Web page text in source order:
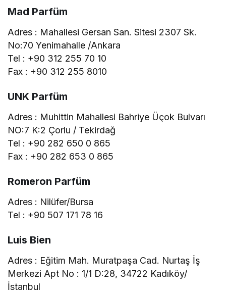
Mad Parfüm
Adres : Mahallesi Gersan San. Sitesi 2307 Sk.
No:70 Yenimahalle /Ankara
Tel : +90 312 255 70 10
Fax : +90 312 255 8010
UNK Parfüm
Adres : Muhittin Mahallesi Bahriye Üçok Bulvarı
NO:7 K:2 Çorlu / Tekirdağ
Tel : +90 282 650 0 865
Fax : +90 282 653 0 865
Romeron Parfüm
Adres : Nilüfer/Bursa
Tel : +90 507 171 78 16
Luis Bien
Adres : Eğitim Mah. Muratpaşa Cad. Nurtaş İş
Merkezi Apt No : 1/1 D:28, 34722 Kadıköy/
İstanbul